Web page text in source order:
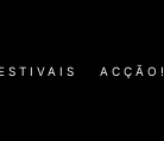
ACÇÃO!